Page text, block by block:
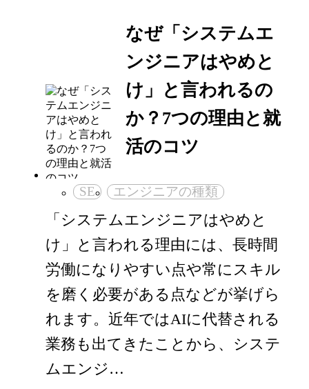
なぜ「システムエ
ンジニアはやめと
け」と言われるの
か？7つの理由と就
活のコツ
SE エンジニアの種類
「システムエンジニアはやめと
け」と言われる理由には、長時間
労働になりやすい点や常にスキル
を磨く必要がある点などが挙げら
れます。近年ではAIに代替される
業務も出てきたことから、システ
ムエンジ…